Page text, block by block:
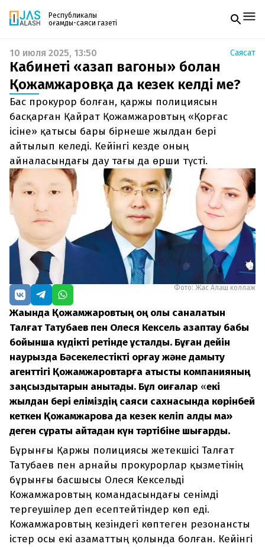
Республикалық
қоғамдық-саяси газеті
Жаңалықтар
Спорт
Live
Руханият
Аймақ
Архив
Заң және тәртіп
Редакциямен байланыс
+7 708 604 51 06
Жарнама бөлімі
+7 701 220 64 52
Пошта
zhasalash100@gmail.com
Газетке жазылу
PDF форматтағы газетті ай сайын электронды
поштаңызға алып отырыңыз. Жаңа нөмір
шыққан сәтте сізге бірден жіберіледі. Тек email
енгізіңіз, біз қалғанын өзіміз жібереміз.
10 июля 2025, 13:50 Саясат
Кабинеті «азап вагоны» болған
Қожамжаровқа да кезек келді ме?
Бас прокурор болған, қаржы полициясын
басқарған Қайрат Қожамжаровтың «Қорғас
ісіне» қатысы бары бірнеше жылдан бері
айтылып келеді. Кейінгі кезде оның
айналасындағы дау тағы да өрши түсті.
Фото: Жас Алаш коллаж
Жақында Қожамжаровтың оң қолы саналатын
Талғат Татубаев пен Олеся Кексель азаптау бабы
бойынша күдікті ретінде ұсталды. Бұған дейін
наурызда Бәсекелестікті қорғау және дамыту
агенттігі Қожамжаровтарға қатысты компанияның
заңсыздықтарын анықтады. Бұл оқиғалар «екі
жылдан бері еліміздің саяси сахнасында көрінбей
кеткен Қожамжаровқа да кезек келіп қалды ма»
деген сұрақты қайтадан күн тәртібіне шығарды.
Бұрынғы Қаржы полициясы жетекшісі Талғат
Татубаев пен арнайы прокурорлар қызметінің
бұрынғы басшысы Олеся Кексельді
Кожамжаровтың командасындағы сенімді
тергеушілер деп есептейтіндер көп еді.
Кожамжаровтың кезіндегі көптеген резонансты
істер осы екі азаматтың қолында болған. Кейінгі